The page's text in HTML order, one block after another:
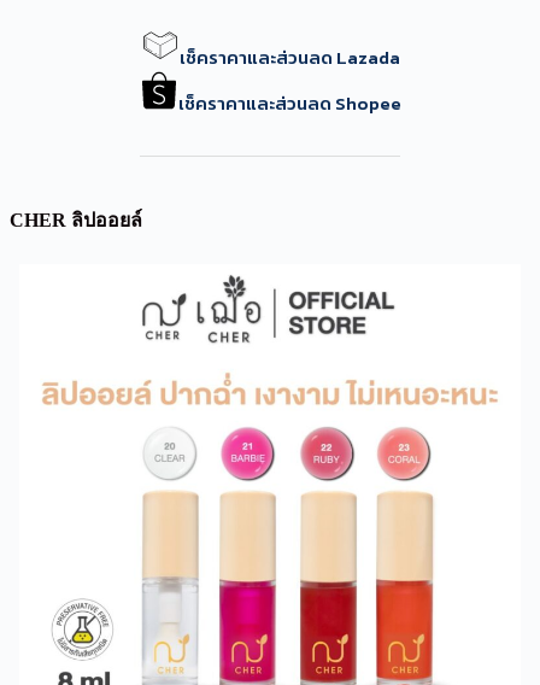
เช็คราคาและส่วนลด Lazada
เช็คราคาและส่วนลด Shopee
CHER ลิปออยล์